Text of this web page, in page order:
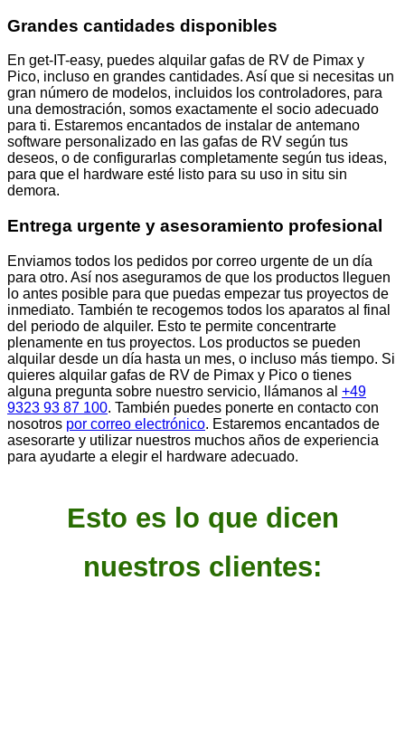
Grandes cantidades disponibles
En get-IT-easy, puedes alquilar gafas de RV de Pimax y
Pico, incluso en grandes cantidades. Así que si necesitas un
gran número de modelos, incluidos los controladores, para
una demostración, somos exactamente el socio adecuado
para ti. Estaremos encantados de instalar de antemano
software personalizado en las gafas de RV según tus
deseos, o de configurarlas completamente según tus ideas,
para que el hardware esté listo para su uso in situ sin
demora.
Entrega urgente y asesoramiento profesional
Enviamos todos los pedidos por correo urgente de un día
para otro. Así nos aseguramos de que los productos lleguen
lo antes posible para que puedas empezar tus proyectos de
inmediato. También te recogemos todos los aparatos al final
del periodo de alquiler. Esto te permite concentrarte
plenamente en tus proyectos. Los productos se pueden
alquilar desde un día hasta un mes, o incluso más tiempo. Si
quieres alquilar gafas de RV de Pimax y Pico o tienes
alguna pregunta sobre nuestro servicio, llámanos al +49
9323 93 87 100. También puedes ponerte en contacto con
nosotros por correo electrónico. Estaremos encantados de
asesorarte y utilizar nuestros muchos años de experiencia
para ayudarte a elegir el hardware adecuado.
Esto es lo que dicen
nuestros clientes: